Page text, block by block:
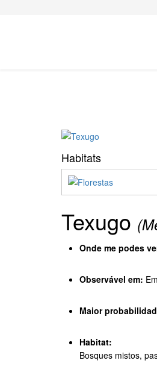
Habitats
Texugo
Onde me podes
Observável em:
Maior
Habitat:
Bosques mistos,